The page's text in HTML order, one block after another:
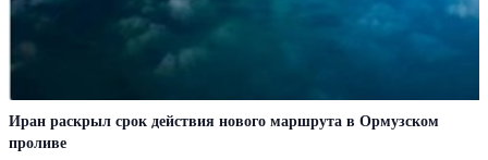
Иран раскрыл срок действия нового маршрута в Ормузском
проливе